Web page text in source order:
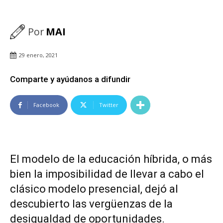
PorMAI
29 enero, 2021
Comparte y ayúdanos a difundir
Facebook Twitter
El modelo de la educación híbrida, o más
bien la imposibilidad de llevar a cabo el
clásico modelo presencial, dejó al
descubierto las vergüenzas de la
desigualdad de oportunidades.